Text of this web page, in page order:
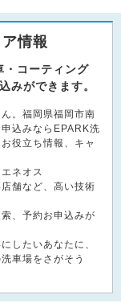
情報
・コーティング
みができます。
。福岡県福岡市南
込みならEPARK洗
役立ち情報、キャ
ネオス
舗など、高い技術
、予約お申込みが
したいあなたに、
車場をさがそう